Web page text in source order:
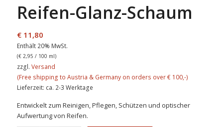
Reifen-Glanz-Schaum
€11,80
Enthält 20% MwSt.
(€2,95 / 100 ml)
zzgl. Versand
Lieferzeit: ca. 2-3 Werktage
Entwickelt zum Reinigen, Pflegen, Schützen und optischer
Aufwertung von Reifen.